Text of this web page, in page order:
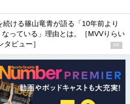
続ける篠山竜青が語る「10年前より
っている」理由とは。［MVVりらい
ビュー］
PR